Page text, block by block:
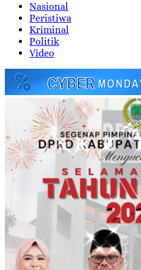
Nasional
Peristiwa
Kriminal
Politik
Video